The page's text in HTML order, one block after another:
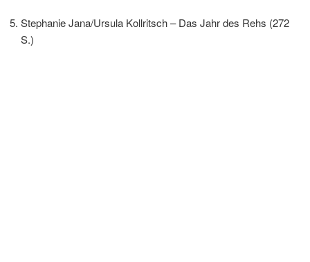
Stephanie Jana/Ursula Kollritsch – Das Jahr des Rehs (272
S.)